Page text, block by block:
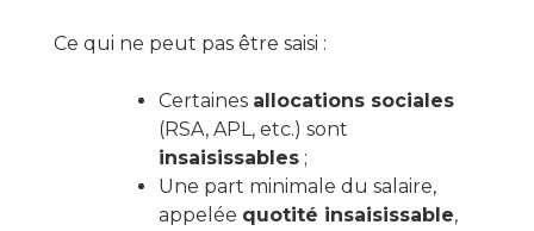
Ce qui ne peut pas être saisi :
Certaines allocations sociales
(RSA, APL, etc.) sont
insaisissables ;
Une part minimale du salaire,
appelée quotité insaisissable,